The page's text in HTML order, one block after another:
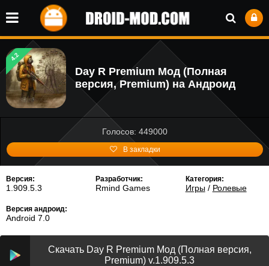
4.2
Day R Premium Мод (Полная
версия, Premium) на Андроид
Голосов: 449000
В закладки
Версия:
1.909.5.3
Разработчик:
Rmind Games
Категория:
Игры/ Ролевые
Версия андроид:
Android 7.0
Скачать Day R Premium Мод (Полная версия,
Premium) v.1.909.5.3